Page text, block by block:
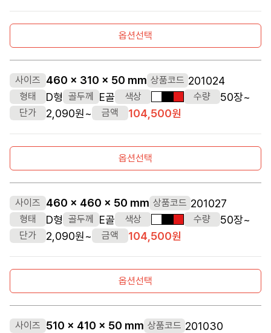
옵션선택
사이즈 460 x 310 x 50 mm 상품코드 201024
형태 D형 골두께 E골 색상 흰색검정색빨간색수량 50장~
단가 2,090원~ 금액 104,500원
옵션선택
사이즈 460 x 460 x 50 mm 상품코드 201027
형태 D형 골두께 E골 색상 흰색검정색빨간색수량 50장~
단가 2,090원~ 금액 104,500원
옵션선택
사이즈 510 x 410 x 50 mm 상품코드 201030